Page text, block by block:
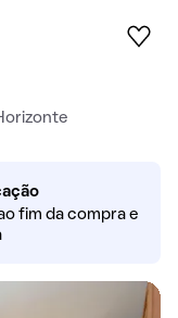
fim da compra e